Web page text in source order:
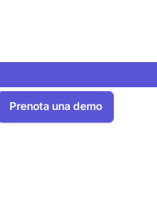
Prenota una demo